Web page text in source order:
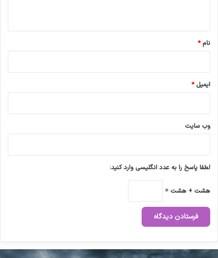
نام*
ایمیل*
وب‌ سایت
لطفا پاسخ را به عدد انگلیسی وارد کنید:
هشت + هشت =